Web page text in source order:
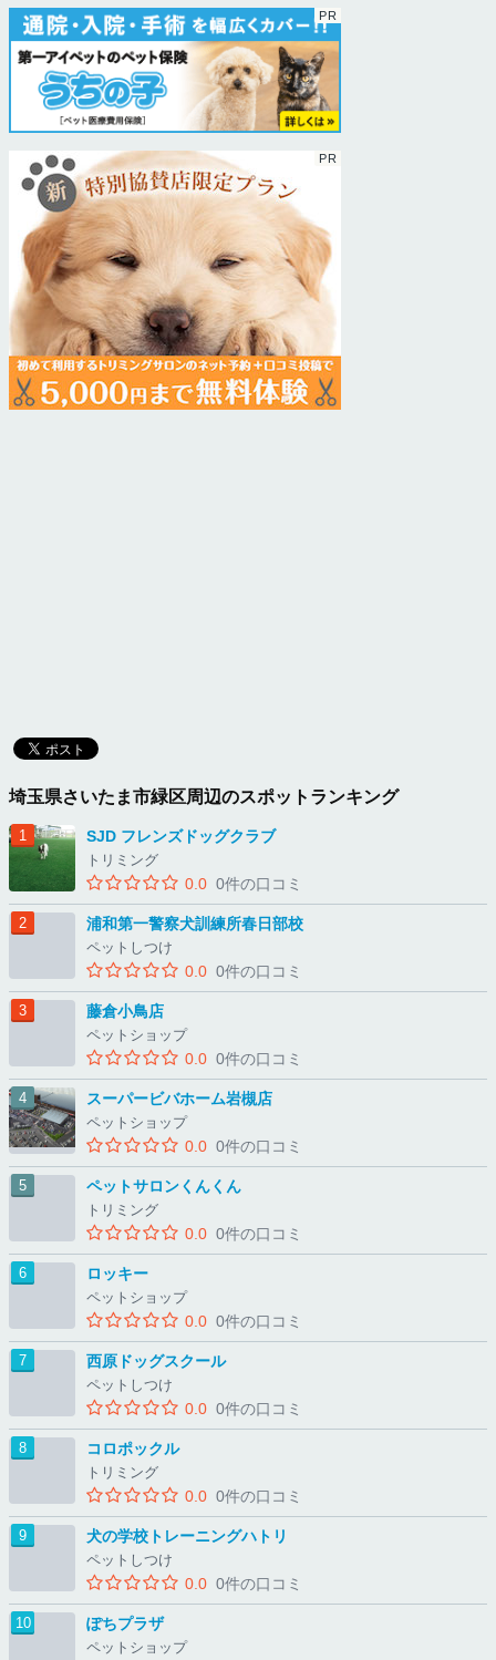
埼玉県さいたま市緑区周辺のスポットランキング
SJD フレンズドッグクラブ
トリミング
0.0 0件の口コミ
浦和第一警察犬訓練所春日部校
ペットしつけ
0.0 0件の口コミ
藤倉小鳥店
ペットショップ
0.0 0件の口コミ
スーパービバホーム岩槻店
ペットショップ
0.0 0件の口コミ
ペットサロンくんくん
トリミング
0.0 0件の口コミ
ロッキー
ペットショップ
0.0 0件の口コミ
西原ドッグスクール
ペットしつけ
0.0 0件の口コミ
コロポックル
トリミング
0.0 0件の口コミ
犬の学校トレーニングハトリ
ペットしつけ
0.0 0件の口コミ
ぽちプラザ
ペットショップ